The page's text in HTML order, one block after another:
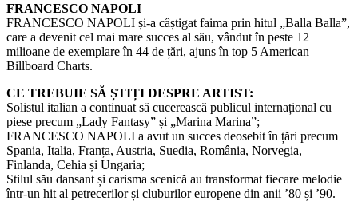
FRANCESCO NAPOLI
FRANCESCO NAPOLI și-a câștigat faima prin hitul „Balla Balla”,
care a devenit cel mai mare succes al său, vândut în peste 12
milioane de exemplare în 44 de țări, ajuns în top 5 American
Billboard Charts.
CE TREBUIE SĂ ȘTIȚI DESPRE ARTIST:
Solistul italian a continuat să cucerească publicul internațional cu
piese precum „Lady Fantasy” și „Marina Marina”;
FRANCESCO NAPOLI a avut un succes deosebit în țări precum
Spania, Italia, Franța, Austria, Suedia, România, Norvegia,
Finlanda, Cehia și Ungaria;
Stilul său dansant și carisma scenică au transformat fiecare melodie
într-un hit al petrecerilor și cluburilor europene din anii ’80 și ’90.